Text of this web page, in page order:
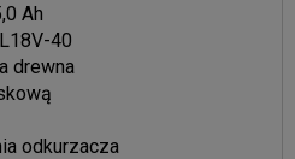
Ah
40
drewna
odkurzacza